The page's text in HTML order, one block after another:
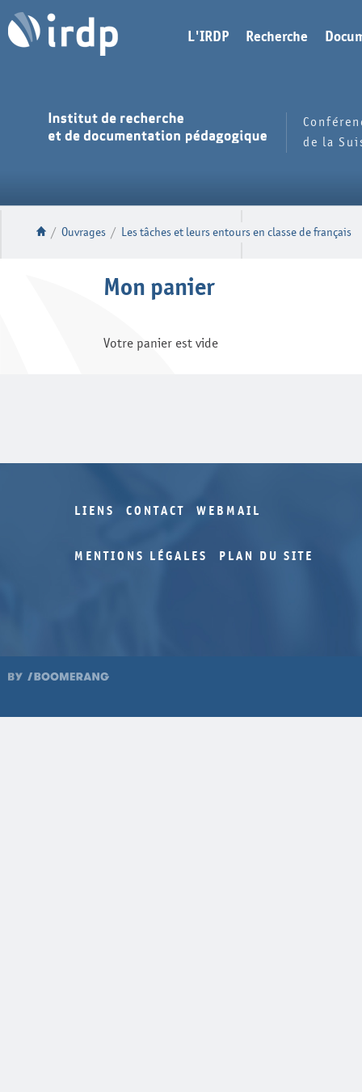
L'IRDP Recherche
de la
/ Ouvrages / Les tâches et leurs entours en classe de français
Mon panier
Votre panier est vide
LIENS CONTACT WEBMAIL
MENTIONS LÉGALES PLAN DU SITE